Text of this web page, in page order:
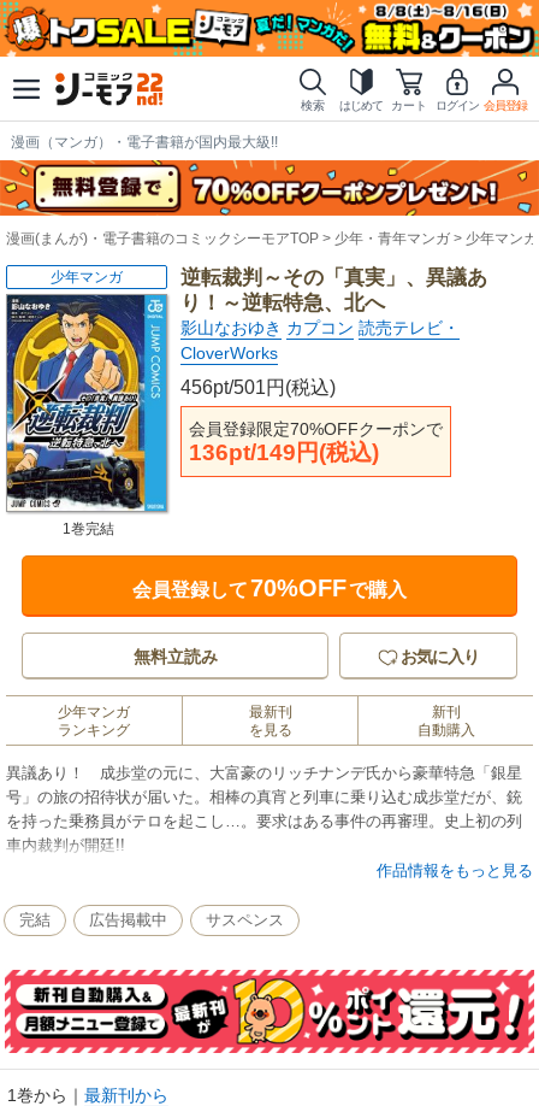
検索 はじめて カート ログイン 会員登録
漫画（マンガ）・電子書籍が国内最大級!!
漫画(まんが)・電子書籍のコミックシーモアTOP 少年・青年マンガ 少年マンガ
逆転裁判～その「真実」、異議あ
り！～逆転特急、北へ
影山なおゆき カプコン 読売テレビ・
CloverWorks
456pt/501円(税込)
会員登録限定70%OFFクーポンで
136pt/149円(税込)
少年マンガ
1巻完結
会員登録して70%OFFで購入
無料立読み お気に入り
少年マンガ
ランキング
最新刊
を見る
新刊
自動購入
異議あり！ 成歩堂の元に、大富豪のリッチナンデ氏から豪華特急「銀星
号」の旅の招待状が届いた。相棒の真宵と列車に乗り込む成歩堂だが、銃
を持った乗務員がテロを起こし…。要求はある事件の再審理。史上初の列
車内裁判が開廷!!
作品情報をもっと見る
完結 広告掲載中 サスペンス
1巻から ｜ 最新刊から